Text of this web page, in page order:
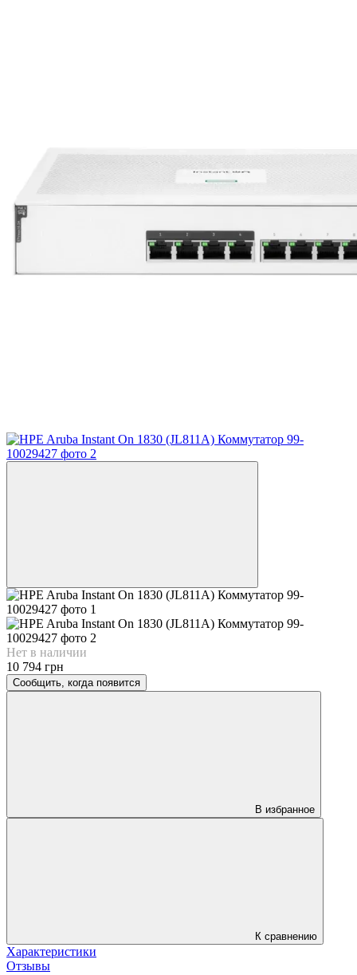
Нет в наличии
10 794 грн
Сообщить, когда появится
В избранное
К сравнению
Характеристики
Отзывы